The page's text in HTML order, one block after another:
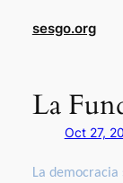
sesgo.org
La
Oct 27,
La democracia